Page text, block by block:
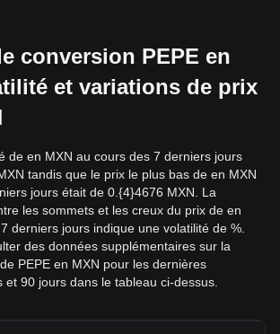
conversion PEPE en
et variations de prix
de en MXN au cours des 7 derniers jours
tandis que le prix le plus bas de en MXN
jours était de 0.{4}4676 MXN. La
les sommets et les creux du prix de en
derniers jours indique une volatilité de %.
des données supplémentaires sur la
PEPE en MXN pour les dernières
et 90 jours dans le tableau ci-dessus.